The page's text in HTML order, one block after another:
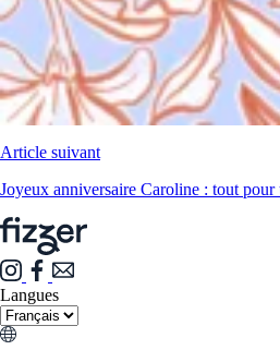
Article suivant
Joyeux anniversaire Caroline : tout
Langues